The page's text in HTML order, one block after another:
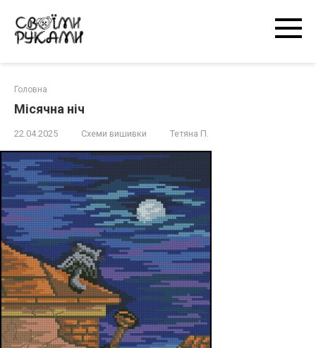
контенту
Головна
Місячна ніч
22.04.2025 Схеми вишивки Тетяна П.